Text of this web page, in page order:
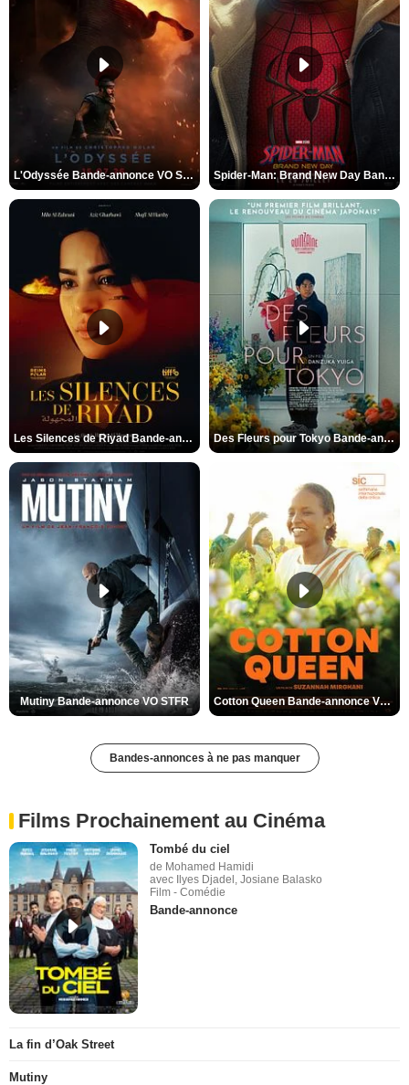
L'Odyssée Bande-annonce VO STFR Spider-Man: Brand New Day Bande-annonce VO STFR
Les Silences de Riyad Bande-annonce VO STFR Des Fleurs pour Tokyo Bande-annonce VO STFR
Mutiny Bande-annonce VO STFR Cotton Queen Bande-annonce VO STFR
Bandes-annonces à ne pas manquer
Films Prochainement au Cinéma
Tombé du ciel
de Mohamed Hamidi
avec Ilyes Djadel, Josiane Balasko
Film - Comédie
Bande-annonce
La fin d’Oak Street
Mutiny